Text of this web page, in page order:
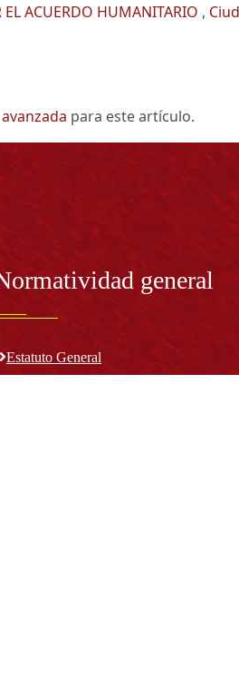
EL ACUERDO HUMANITARIO ,
para este artículo.
general
Estatuto General
Proyecto Universitario Institucional -